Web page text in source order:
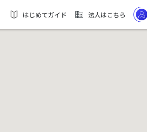
はじめてガイド 法人はこちら